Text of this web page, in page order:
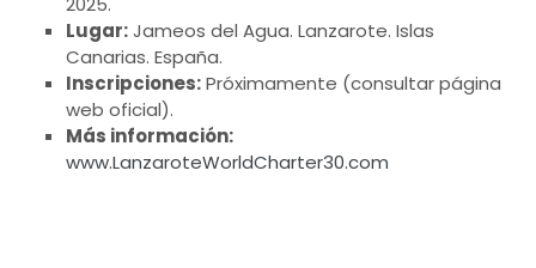
Lugar:Jameos del Agua. Lanzarote. Islas
Canarias. España.
Inscripciones:Próximamente (consultar página
web oficial).
Más información:
www.LanzaroteWorldCharter30.com